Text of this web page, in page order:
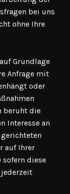
bei uns
ohne Ihre
Grundlage
Anfrage mit
oder
beruht die
Interesse an
auf Ihrer
sofern diese